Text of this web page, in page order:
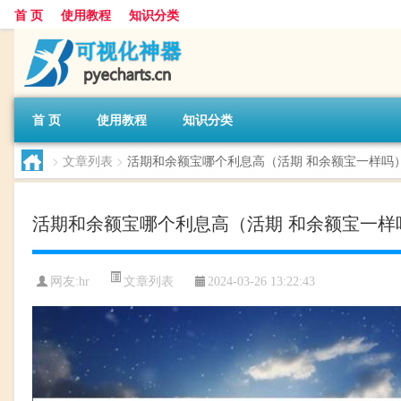
首 页 使用教程 知识分类
首 页 使用教程 知识分类
> 文章列表 > 活期和余额宝哪个利息高（活期 和余额宝一样吗
活期和余额宝哪个利息高（活期 和余额宝一样
网友:hr 文章列表 2024-03-26 13:22:43